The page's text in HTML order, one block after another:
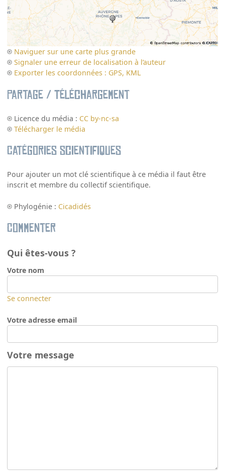
Naviguer sur une carte plus grande
Signaler une erreur de localisation à l’auteur
Exporter les coordonnées : GPS, KML
Partage / Téléchargement
Licence du média : CC by-nc-sa
Télécharger le média
Catégories scientifiques
Pour ajouter un mot clé scientifique à ce média il faut être
inscrit et membre du collectif scientifique.
Phylogénie : Cicadidés
Commenter
Qui êtes-vous ?
Votre nom
Se connecter
Votre adresse email
Votre message